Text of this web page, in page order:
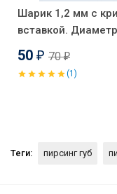
Шарик 1,2 мм с
вставкой.
50 ₽ 70₽
(1)
Теги: пирсинг губ